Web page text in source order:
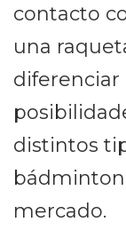
contacto
una
diferenciar
distintos
mercado.